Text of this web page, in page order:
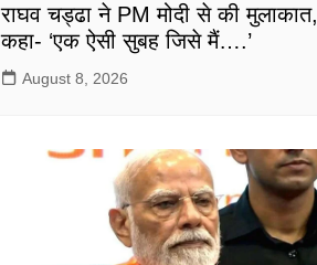
राघव चड्ढा ने PM मोदी से की मुलाकात,
कहा- ‘एक ऐसी सुबह जिसे मैं….’
August 8, 2026